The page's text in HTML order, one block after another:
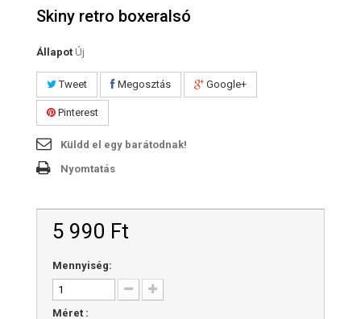
Skiny retro boxeralsó
Állapot Új
Tweet Megosztás Google+
Pinterest
Küldd el egy barátodnak!
Nyomtatás
5 990 Ft‎
Mennyiség:
Méret :